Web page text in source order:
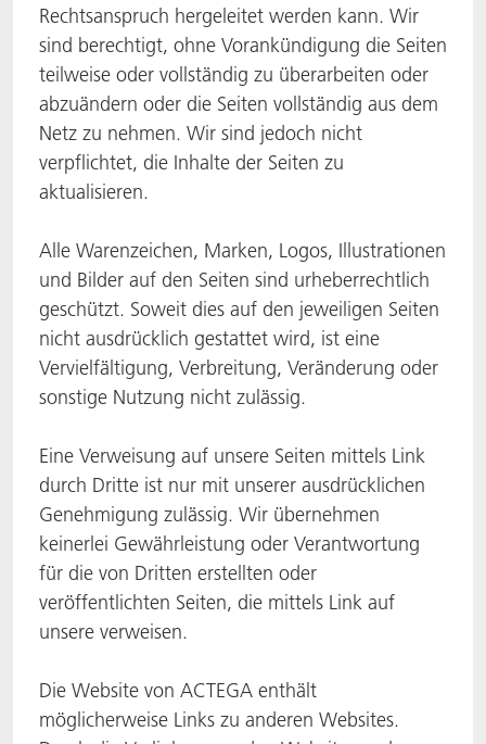
Rechtsanspruch hergeleitet werden kann. Wir
sind berechtigt, ohne Vorankündigung die Seiten
teilweise oder vollständig zu überarbeiten oder
abzuändern oder die Seiten vollständig aus dem
Netz zu nehmen. Wir sind jedoch nicht
verpflichtet, die Inhalte der Seiten zu
aktualisieren.
Alle Warenzeichen, Marken, Logos, Illustrationen
und Bilder auf den Seiten sind urheberrechtlich
geschützt. Soweit dies auf den jeweiligen Seiten
nicht ausdrücklich gestattet wird, ist eine
Vervielfältigung, Verbreitung, Veränderung oder
sonstige Nutzung nicht zulässig.
Eine Verweisung auf unsere Seiten mittels Link
durch Dritte ist nur mit unserer ausdrücklichen
Genehmigung zulässig. Wir übernehmen
keinerlei Gewährleistung oder Verantwortung
für die von Dritten erstellten oder
veröffentlichten Seiten, die mittels Link auf
unsere verweisen.
Die Website von ACTEGA enthält
möglicherweise Links zu anderen Websites.
WESSCO